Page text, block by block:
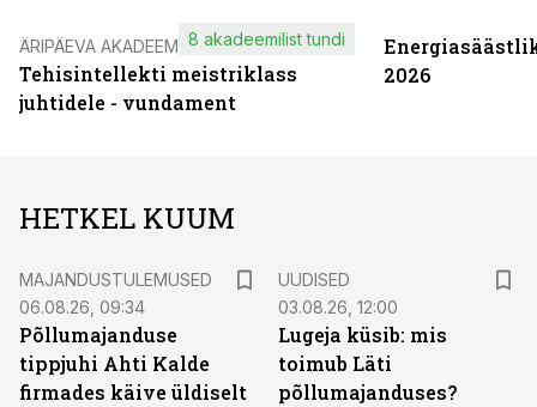
ÄRIPÄEVA AKADEEMIA
Tehisintellekti meistriklass
juhtidele - vundament
8 akadeemilist tundi
2026
HETKEL KUUM
MAJANDUSTULEMUSED
06.08.26, 09:34
Põllumajanduse
tippjuhi Ahti Kalde
firmades käive üldiselt
UUDISED
03.08.26, 12:00
Lugeja küsib: mis
toimub Läti
põllumajanduses?